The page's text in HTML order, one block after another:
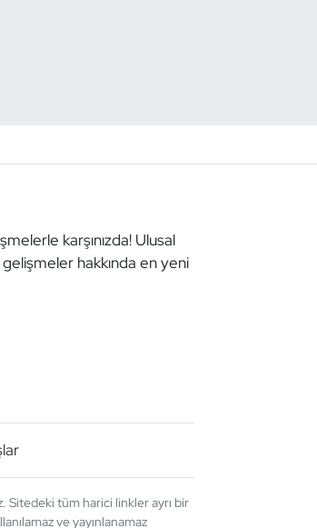
karşınızda! Ulusal
hakkında en yeni
Sitedeki tüm harici linkler ayrı bir
ve yayınlanamaz